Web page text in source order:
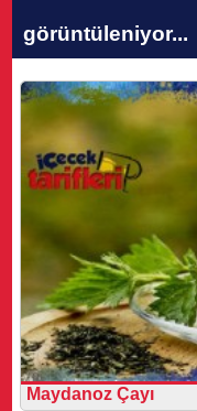
görüntüleniyor...
Maydanoz Çayı